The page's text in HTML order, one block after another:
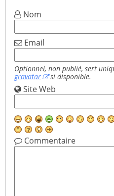
Nom
Email
Optionnel, non publié, sert
gravatar
si disponible.
Site Web
Commentaire